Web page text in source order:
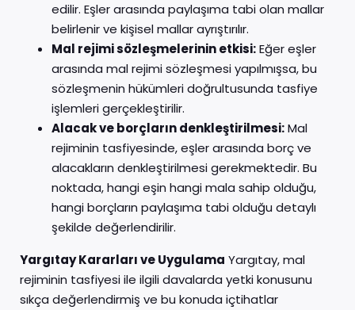
edilir. Eşler arasında paylaşıma tabi olan mallar
belirlenir ve kişisel mallar ayrıştırılır.
Mal rejimi sözleşmelerinin etkisi:Eğer eşler
arasında mal rejimi sözleşmesi yapılmışsa, bu
sözleşmenin hükümleri doğrultusunda tasfiye
işlemleri gerçekleştirilir.
Alacak ve borçların denkleştirilmesi:Mal
rejiminin tasfiyesinde, eşler arasında borç ve
alacakların denkleştirilmesi gerekmektedir. Bu
noktada, hangi eşin hangi mala sahip olduğu,
hangi borçların paylaşıma tabi olduğu detaylı
şekilde değerlendirilir.
Yargıtay Kararları ve Uygulama Yargıtay, mal
rejiminin tasfiyesi ile ilgili davalarda yetki konusunu
sıkça değerlendirmiş ve bu konuda içtihatlar